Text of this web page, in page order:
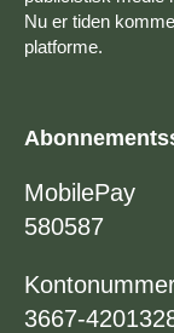
Nu er tiden
platforme.
MobilePay
580587
3667-